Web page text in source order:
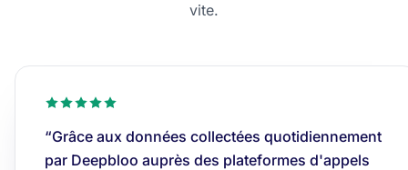
vite.
“Grâce aux données collectées quotidiennement
par Deepbloo auprès des plateformes d'appels